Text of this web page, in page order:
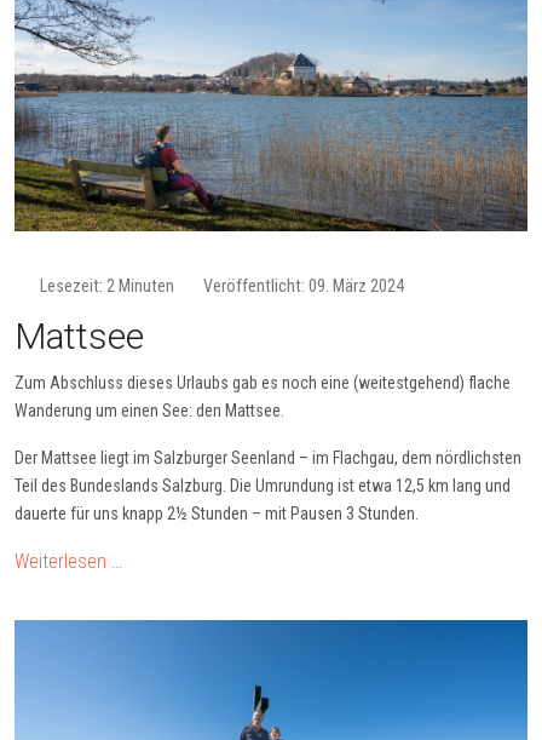
Lesezeit: 2 Minuten Veröffentlicht: 09. März 2024
Mattsee
Zum Abschluss dieses Urlaubs gab es noch eine (weitestgehend) flache
Wanderung um einen See: den Mattsee.
Der Mattsee liegt im Salzburger Seenland – im Flachgau, dem nördlichsten
Teil des Bundeslands Salzburg. Die Umrundung ist etwa 12,5 km lang und
dauerte für uns knapp 2½ Stunden – mit Pausen 3 Stunden
Weiterlesen …